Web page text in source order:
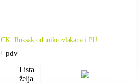
Ruksak od mikrovlakana i PU
+ pdv
Lista
želja